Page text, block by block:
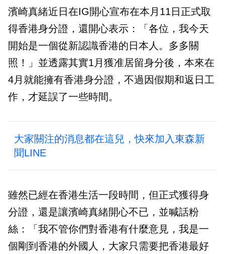
濱崎真緒近日在IG開心宣布在本月11日正式取
得香港身分證，還開心表示：「各位，我今天
開始是一個從新認識香港的日本人。多多關
照！」並透露其實1月獲准居留身分後，本來在
4月就能擁有香港身分證，不過因假期和返日工
作，才延誤了一些時間。
大家關注的消息都在這兒，快來加入東森新
聞LINE
雖然已經在香港生活一段時間，但正式獲得身
分證，還是讓濱崎真緒開心不已，並喊話粉
絲：「我不管你們對香港有什麼意見，我是一
個剛到香港的外國人，大家只需要把香港最好